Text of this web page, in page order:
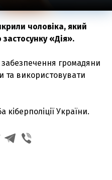
чоловіка, який
«Дія».
громадяни
та використовувати
кіберполіції України.